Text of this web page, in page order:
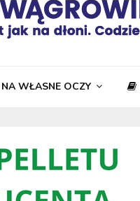
NA WŁASNE OCZY